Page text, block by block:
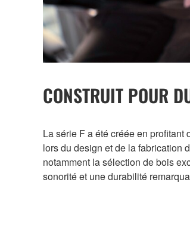
CONSTRUIT POUR
La série F a été créée en
lors du design et de la fabrication
notamment la sélection de bois
sonorité et une durabilité